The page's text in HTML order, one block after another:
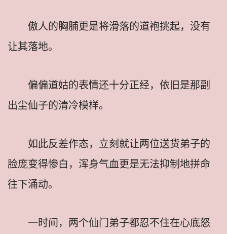
傲人的胸脯更是将滑落的道袍挑起，没有
让其落地。
偏偏道姑的表情还十分正经，依旧是那副
出尘仙子的清冷模样。
如此反差作态，立刻就让两位送货弟子的
脸庞变得惨白，浑身气血更是无法抑制地拼命
往下涌动。
一时间，两个仙门弟子都忍不住在心底怒